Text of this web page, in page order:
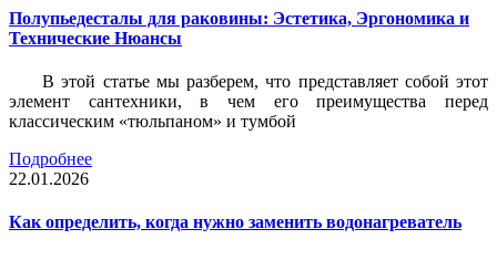
Полупьедесталы для раковины: Эстетика, Эргономика и
Технические Нюансы
В этой статье мы разберем, что представляет собой этот
элемент сантехники, в чем его преимущества перед
классическим «тюльпаном» и тумбой
Подробнее
22.01.2026
Как определить, когда нужно заменить водонагреватель